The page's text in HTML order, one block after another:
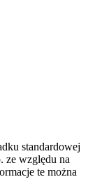
standardowej
ze względu na
te można